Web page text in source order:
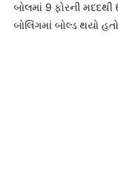
બોલમાં 9 ફોરની
બોલિંગમાં બોલ્ડ થયો